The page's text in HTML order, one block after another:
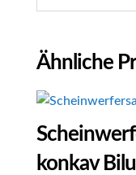
Ähnliche
konkav